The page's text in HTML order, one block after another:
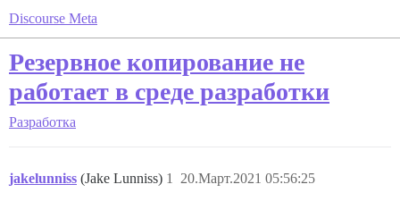
Discourse Meta
Резервное копирование не
работает в среде разработки
Разработка
jakelunniss (Jake Lunniss) 20.Март.2021 05:56:25
1